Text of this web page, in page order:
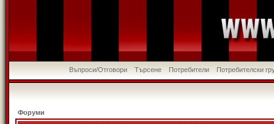
Въпроси/Отговори Търсене Потребители Потребителски
Форуми